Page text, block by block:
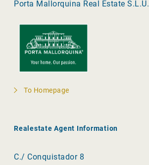
Porta Mallorquina Real Estate S.L.U.
To Homepage
Realestate Agent Information
C./ Conquistador 8